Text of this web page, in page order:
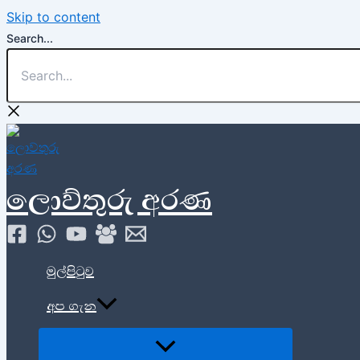
Skip to content
Search...
ලොව්තුරු අරණ
මුල්පිටුව
අප ගැන